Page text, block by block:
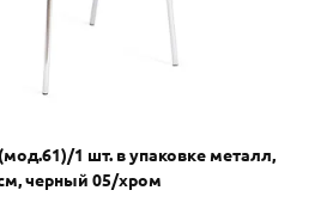
1 шт. в упаковке металл,
черный 05/хром